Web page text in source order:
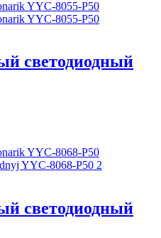
светодиодный
светодиодный